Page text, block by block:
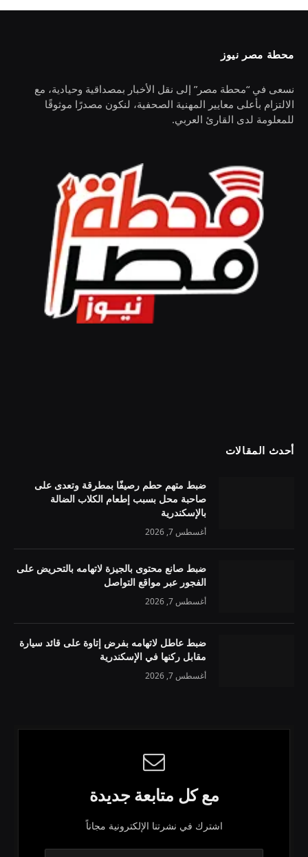
محطة مصر نيوز
نسعى في “محطة مصر” إلى نقل الأخبار بمصداقية وحيادية، مع
الالتزام بأعلى معايير المهنية الصحفية، لنكون مصدرًا موثوقًا
للمعلومة لدى القارئ العربي.
أحدث المقالات
ضبط متهم حطم رصيفًا بمطرقة وتعدى على
صاحبة محل بسبب إطعام الكلاب الضالة
بالإسكندرية
أغسطس 7, 2026
ضبط صانع محتوى بالجيزة لاتهامه بالتحريض على
الفجور عبر مواقع التواصل
أغسطس 7, 2026
ضبط عاطل لاتهامه بفرض إتاوة على قائد سيارة
مقابل ركنها في الإسكندرية
أغسطس 7, 2026
مع كل متابعة جديدة
اشترك في نشرتنا الإلكترونية مجاناً